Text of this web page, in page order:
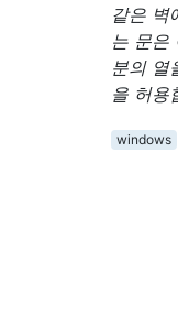
같은 벽
는 문은
분의 열
을 허용
windows